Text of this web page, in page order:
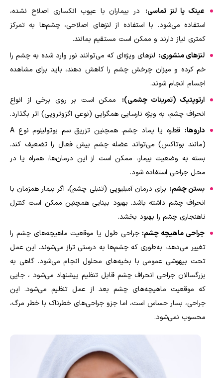
عینک یا لنز تماسی:
در بیماران با عیوب انکساری اصلاح نشده،
استفاده می‌شود. با استفاده از لنزهای اصلاحی، چشم‌ها به تمرکز
کمتری نیاز دارند و ممکن است مستقیم بمانند.
لنزهای منشوری: لنزهای ویژه‌ای که می‌توانند نور وارد شده به چشم را
خم کرده و میزان چرخش چشم را کاهش دهند، باید برای مشاهده
اجسام انجام شوند.
ارتوپتیک (تمرینات چشمی):
ممکن است بر روی برخی از انواع
انحراف چشم، به ویژه نارسایی همگرایی (نوعی اگزوتروپی) اثر بگذارد.
داروها: قطره یا پماد چشم. همچنین تزریق سم بوتولینوم نوع A
(مانند بوتاکس) می‌تواند عضله چشم بیش فعال را تضعیف کند.
بسته به وضعیت بیمار، ممکن است از این درمان‌ها، همراه یا در
محل جراحی استفاده شود.
بستن چشم: برای درمان آمبلیوپی (تنبلی چشم)، اگر بیمار همزمان با
انحراف چشم داشته باشد. بهبود بینایی همچنین ممکن است کنترل
ناهنجاری چشم را بهبود بخشد.
جراحی ماهیچه چشم: جراحی طول یا موقعیت ماهیچه‌های چشم را
تغییر می‌دهد، به‌طوری که چشم‌ها به درستی تراز می‌شوند. این عمل
تحت بیهوشی عمومی با بخیه‌های محلول انجام می‌شود. گاهی به
بزرگسالان جراحی انحراف چشم قابل تنظیم پیشنهاد می‌شود ، جایی
که موقعیت ماهیچه‌های چشم بعد از عمل تنظیم می‌شود. این
جراحی، بسار حساس است، اما جزو جراحی‌های خطرناک با خطر مرگ،
محسوب نمی‌شود.